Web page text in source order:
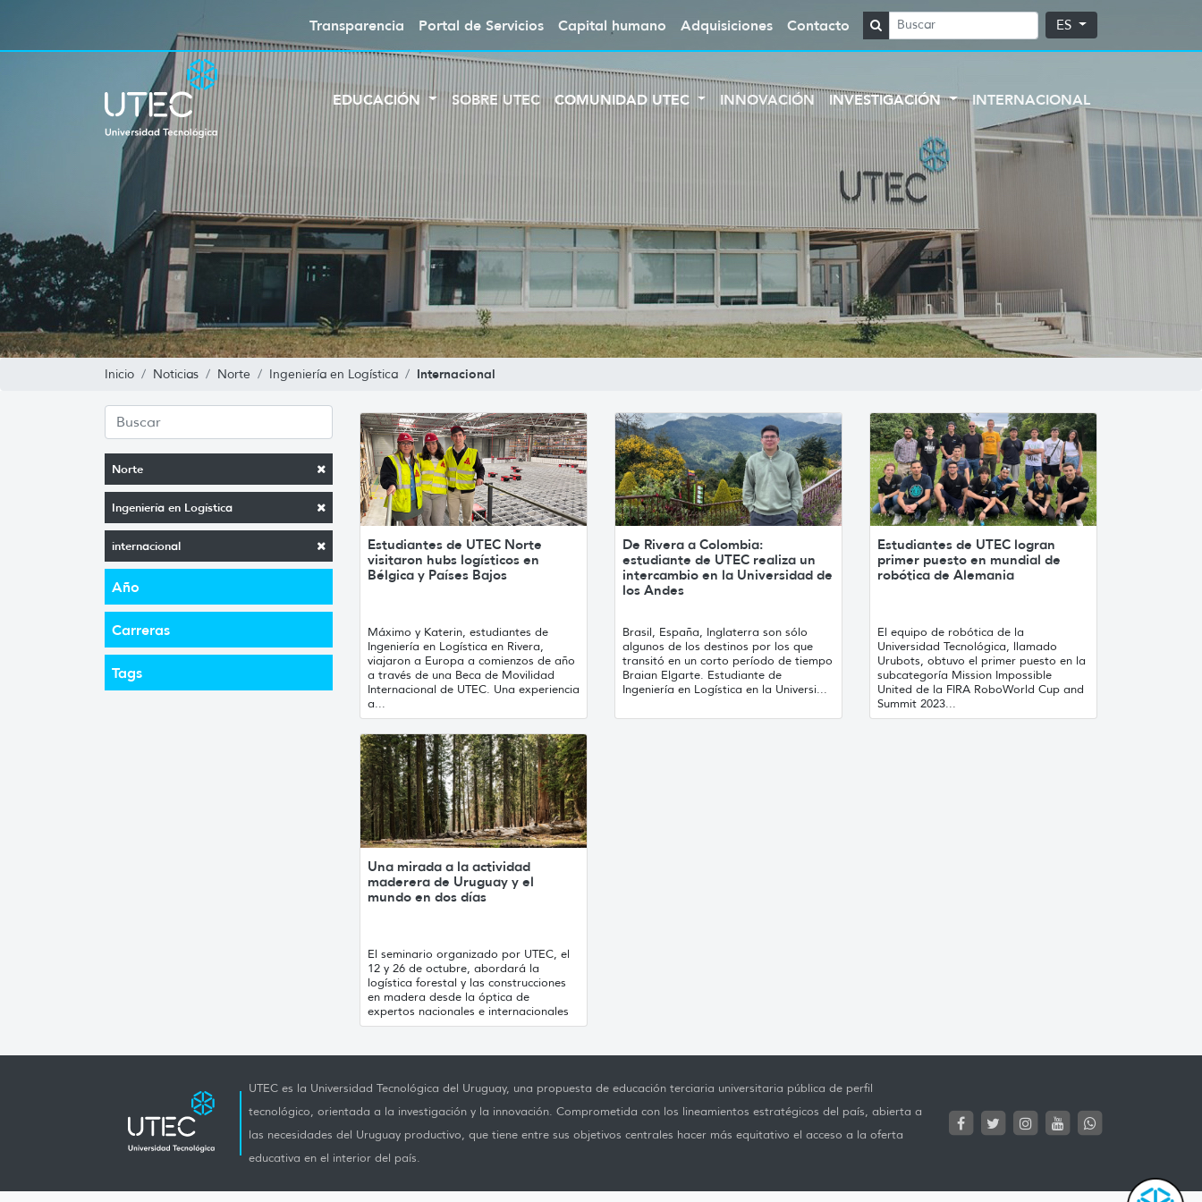
Transparencia Portal de Servicios Capital humano Adquisiciones Contacto ES
EDUCACIÓN SOBRE UTEC COMUNIDAD UTEC INNOVACIÓN INVESTIGACIÓN INTERNACIONAL
Inicio Noticias Norte Ingeniería en Logística Internacional
Norte
Ingeniería en Logística
internacional
Año
Carreras
Tags
Estudiantes de UTEC Norte
visitaron hubs logísticos en
Bélgica y Países Bajos
Máximo y Katerin, estudiantes de
Ingeniería en Logística en Rivera,
viajaron a Europa a comienzos de año
a través de una Beca de Movilidad
Internacional de UTEC. Una experiencia
a...
De Rivera a Colombia:
estudiante de UTEC realiza un
intercambio en la Universidad de
los Andes
Brasil, España, Inglaterra son sólo
algunos de los destinos por los que
transitó en un corto período de tiempo
Braian Elgarte. Estudiante de
Ingeniería en Logística en la Universi...
Estudiantes de UTEC logran
primer puesto en mundial de
robótica de Alemania
El equipo de robótica de la
Universidad Tecnológica, llamado
Urubots, obtuvo el primer puesto en la
subcategoría Mission Impossible
United de la FIRA RoboWorld Cup and
Summit 2023...
Una mirada a la actividad
maderera de Uruguay y el
mundo en dos días
El seminario organizado por UTEC, el
12 y 26 de octubre, abordará la
logística forestal y las construcciones
en madera desde la óptica de
expertos nacionales e internacionales
UTEC es la Universidad Tecnológica del Uruguay, una propuesta de educación terciaria universitaria pública de perfil
tecnológico, orientada a la investigación y la innovación. Comprometida con los lineamientos estratégicos del país, abierta a
las necesidades del Uruguay productivo, que tiene entre sus objetivos centrales hacer más equitativo el acceso a la oferta
educativa en el interior del país.